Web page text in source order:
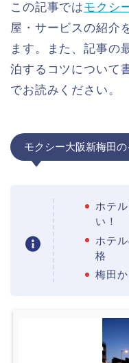
この記事ではモクシ
屋・サービスの紹介
ます。また、記事の
泊するコツについて
でお読みください。
モクシー大阪新梅田の
ホテ
い！
ホテ
格
梅田